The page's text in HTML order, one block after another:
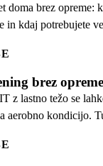
doma brez opreme:
in kdaj potrebujete
brez
z lastno težo se
aerobno kondicijo.